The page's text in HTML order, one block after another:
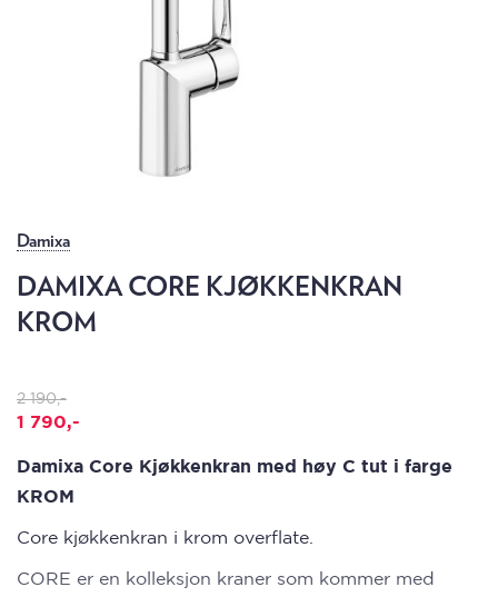
Damixa
DAMIXA CORE KJØKKENKRAN
KROM
2 190,-
1 790,-
Damixa Core Kjøkkenkran med høy C tut i farge
KROM
Core kjøkkenkran i krom overflate.
CORE er en kolleksjon kraner som kommer med